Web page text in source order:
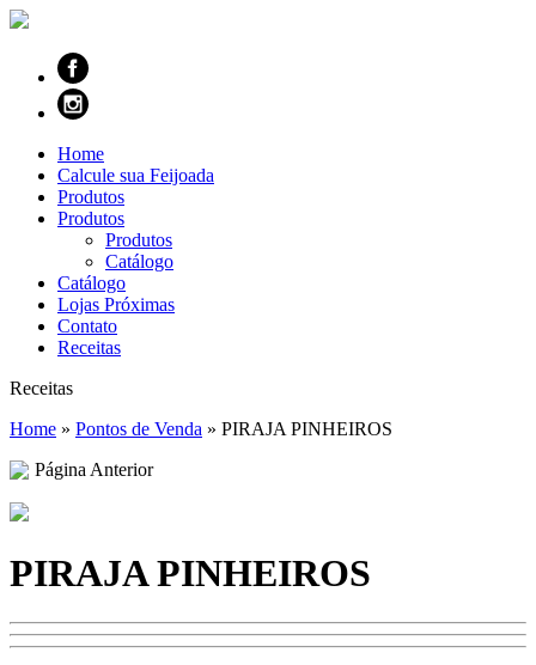
Home
Calcule sua Feijoada
Produtos
Produtos
Produtos
Catálogo
Catálogo
Lojas Próximas
Contato
Receitas
Receitas
Home » Pontos de Venda » PIRAJA PINHEIROS
Página Anterior
PIRAJA PINHEIROS